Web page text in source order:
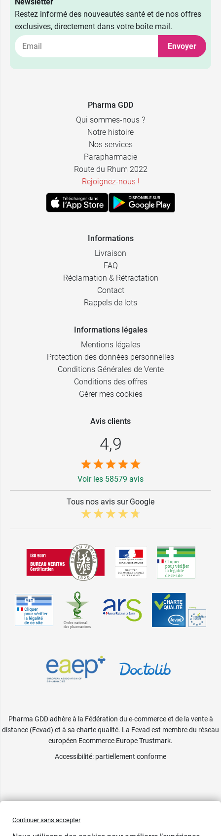
2,99 €
Restez informé des nouveautés santé et de nos offres
exclusives, directement dans votre boîte mail.
Envoyer
Pharma GDD
Qui sommes-nous ?
Notre histoire
Nos services
Parapharmacie
Route du Rhum 2022
Rejoignez-nous !
Informations
Livraison
FAQ
Réclamation & Rétractation
Contact
Rappels de lots
Informations légales
Mentions légales
Protection des données personnelles
Conditions Générales de Vente
Conditions des offres
Gérer mes cookies
Avis clients
4,9
Voir les 58579 avis
Tous nos avis sur Google
Pharma GDD adhère à la Fédération du e-commerce et de la vente à
distance (Fevad) et à sa charte qualité. La Fevad est membre du réseau
européen Ecommerce Europe Trustmark.
Accessibilité: partiellement conforme
Continuer sans accepter